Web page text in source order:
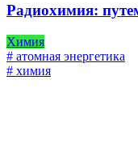
Радиохимия:
Химия
# атомная энергетика
# химия